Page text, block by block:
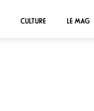
CULTURE LE MAG